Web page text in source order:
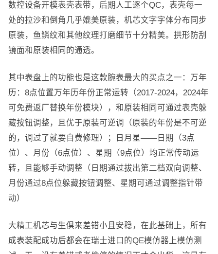
数控设备开模表壳表带，后期人工逐个QC，表壳每一
处的拉沙和倒角几乎媲美原装，机芯文字字体分布同步
原装，鱼鳞纹和其他纹理打磨细节十分精美。拱形防刮
镜面和原装相同的通透。
其中表盘上的功能也是这款腕表最大的买点之一：万年
历：8点位置万年历年份正常运转（2017-2024，2024年
可免费返厂替换年份模块），和原装相同可通过表壳躲
藏按钮调整，且优于原装可逆调（原装的年份是不可逆
的，调过了就要自费修理）；日月星——日期（3点
位）、月份（6点位）、星期（9点位）均正常传动运
转，且能够手动调整（日期通过拔出第二档双向调整、
月份通过8点位躲藏按钮调整、星期可通过调整指针带
动）
大精工机芯与生俱来差错小且安稳，在此基础上，所有
成表装配成功后都会在瑞士进口的QE模仿器上模仿测